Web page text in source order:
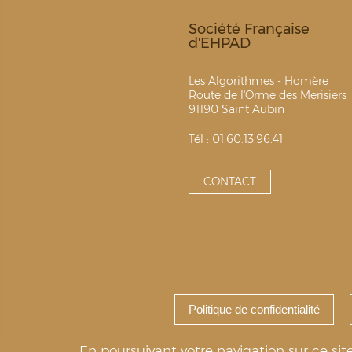
Société Française
d'EHPAD
Les Algorithmes - Homère
Route de l'Orme des Merisiers
91190 Saint Aubin
Tél : 01.60.13.96.41
CONTACT
Copyright
Politique de confidentialité